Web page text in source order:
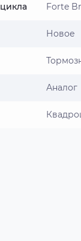
Forte
Новое
Аналог